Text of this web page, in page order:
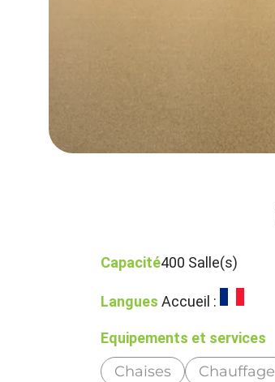
Capacité400 Salle(s)
Langues Accueil :
Equipements et services
Chaises Chauffage